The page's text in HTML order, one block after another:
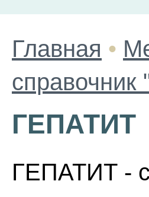
Главная •
справочник
ГЕПАТИТ
ГЕПАТИТ -